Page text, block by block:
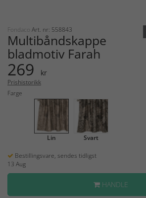
Fondaco Art. nr: 558843
Multibåndskappe
bladmotiv Farah
269 kr
Prishistorikk
Farge
Lin Svart
Bestillingsvare, sendes tidligst
13 Aug
HANDLE